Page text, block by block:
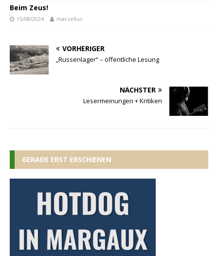
Beim Zeus!
15/08/2024 marzellus
VORHERIGER
„Russenlager“ – öffentliche Lesung
NÄCHSTER
Lesermeinungen + Kritiken
GERADE ERST ERSCHIENEN